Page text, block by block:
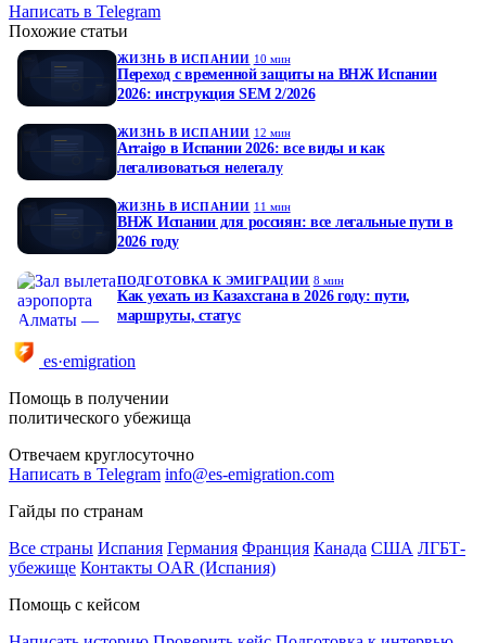
Написать в Telegram
Похожие статьи
ЖИЗНЬ В ИСПАНИИ 10 мин
Переход с временной защиты на ВНЖ Испании
2026: инструкция SEM 2/2026
ЖИЗНЬ В ИСПАНИИ 12 мин
Arraigo в Испании 2026: все виды и как
легализоваться нелегалу
ЖИЗНЬ В ИСПАНИИ 11 мин
ВНЖ Испании для россиян: все легальные пути в
2026 году
ПОДГОТОВКА К ЭМИГРАЦИИ 8 мин
Как уехать из Казахстана в 2026 году: пути,
маршруты, статус
es·emigration
Помощь в получении
политического убежища
Отвечаем круглосуточно
Написать в Telegram info@es-emigration.com
Гайды по странам
Все страны Испания Германия Франция Канада США ЛГБТ-
убежище Контакты OAR (Испания)
Помощь с кейсом